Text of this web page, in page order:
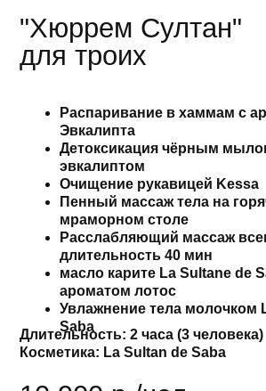
10 900 р./чел
Записаться
эвкалиптом
Очищение рукавицей Kessa
Пенный массаж тела на горячем
мраморном столе
масло карите La Sultane de Saba
ароматом лотос
Увлажнение тела молочком La
Saba
Длительность:2 часа (3 человека)
Косметика:La Sultan de Saba